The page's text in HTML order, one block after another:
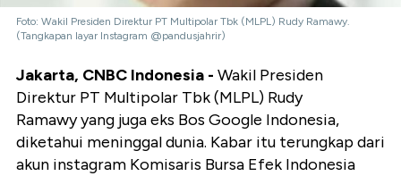
Foto: Wakil Presiden Direktur PT Multipolar Tbk (MLPL) Rudy Ramawy.
(Tangkapan layar Instagram @pandusjahrir)
Jakarta, CNBC Indonesia - Wakil Presiden
Direktur PT Multipolar Tbk (MLPL) Rudy
Ramawy yang juga eks Bos Google Indonesia,
diketahui meninggal dunia. Kabar itu terungkap dari
akun instagram Komisaris Bursa Efek Indonesia